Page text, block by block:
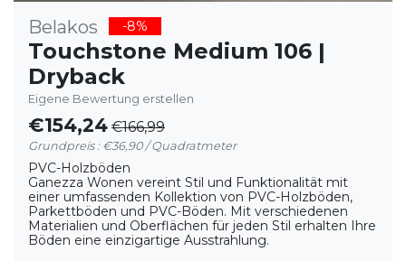
Belakos -8%
Touchstone Medium 106 |
Dryback
Eigene Bewertung erstellen
€154,24 €166,99
Grundpreis : €36,90 / Quadratmeter
PVC-Holzböden
Ganezza Wonen vereint Stil und Funktionalität mit
einer umfassenden Kollektion von PVC-Holzböden,
Parkettböden und PVC-Böden. Mit verschiedenen
Materialien und Oberflächen für jeden Stil erhalten Ihre
Böden eine einzigartige Ausstrahlung.